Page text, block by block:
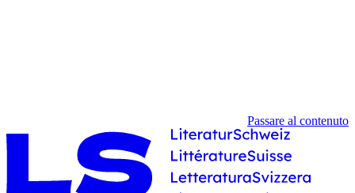
Passare al contenuto